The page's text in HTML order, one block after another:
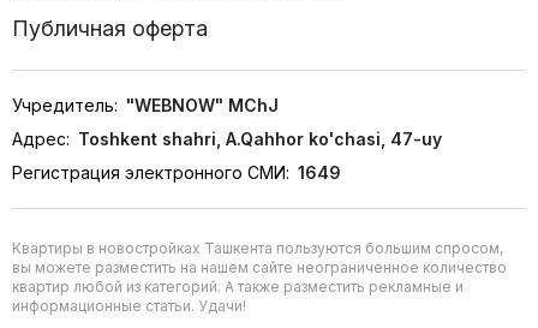
Публичная оферта
Учредитель: "WEBNOW" MChJ
Адрес: Toshkent shahri, A.Qahhor ko'chasi, 47-uy
Регистрация электронного СМИ: 1649
Квартиры в новостройках Ташкента пользуются большим спросом,
вы можете разместить на нашем сайте неограниченное количество
квартир любой из категорий. А также разместить рекламные и
информационные статьи. Удачи!